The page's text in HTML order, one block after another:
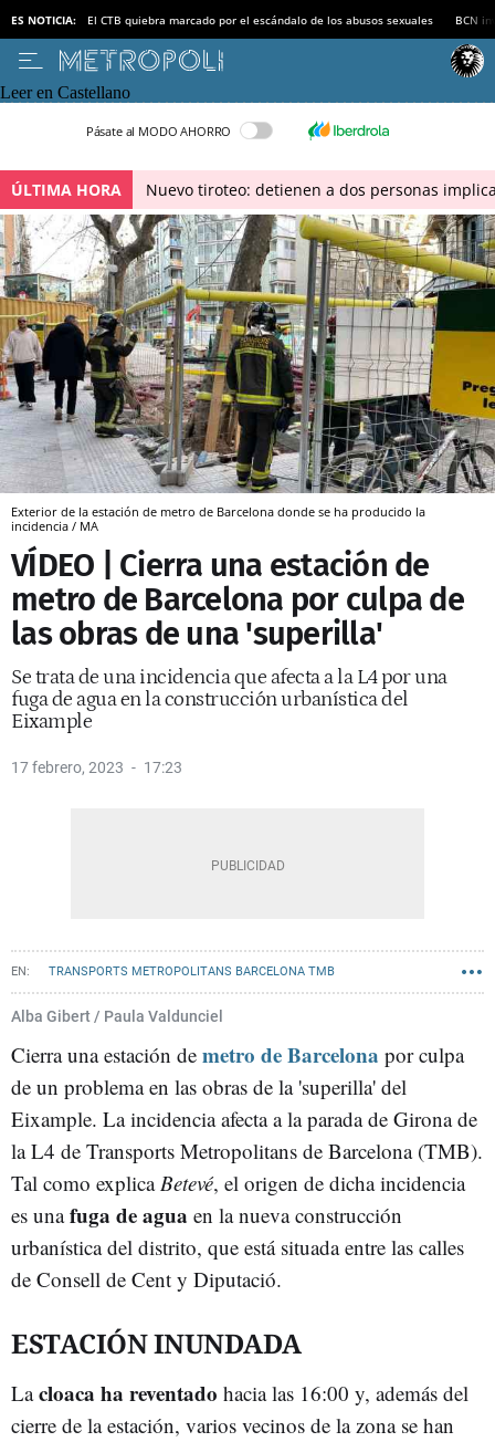
ES NOTICIA: El CTB quiebra marcado por el escándalo de los abusos sexuales BCN
Leer en Castellano
Pásate al MODO AHORRO
ÚLTIMA HORA Nuevo tiroteo: detienen a dos personas
Exterior de la estación de metro de Barcelona donde se ha producido la
incidencia / MA
VÍDEO | Cierra una estación de
metro de Barcelona por culpa de
las obras de una 'superilla'
Se trata de una incidencia que afecta a la L4 por una
fuga de agua en la construcción urbanística del
Eixample
17 febrero, 2023 17:23
TRANSPORTS METROPOLITANS BARCELONA TMB
METRO BARCELONA LA DRETA DE L'EIXAMPLE
Alba Gibert / Paula Valdunciel
Cierra una estación de metro de Barcelona por culpa
de un problema en las obras de la 'superilla' del
Eixample. La incidencia afecta a la parada de Girona de
la L4 de Transports Metropolitans de Barcelona (TMB).
Tal como explicaBetevé, el origen de dicha incidencia
es unafuga de agua en la nueva construcción
urbanística del distrito, que está situada entre las calles
de Consell de Cent y Diputació.
ESTACIÓN INUNDADA
Lacloaca ha reventado hacia las 16:00 y, además del
cierre de la estación, varios vecinos de la zona se han